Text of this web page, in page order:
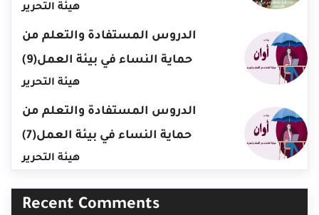
هيئة التحرير
الدروس المستفادة والتعلم من
حماية النساء في بيئة العمل(9)
هيئة التحرير
الدروس المستفادة والتعلم من
حماية النساء في بيئة العمل(7)
هيئة التحرير
Recent Comments